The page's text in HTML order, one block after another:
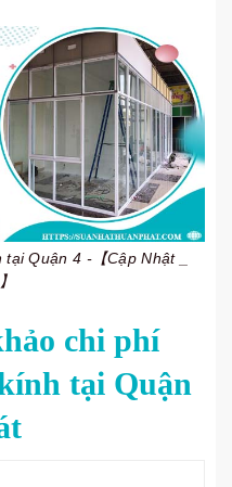
Quận 4 -【Cập Nhật _
chi phí
tại Quận